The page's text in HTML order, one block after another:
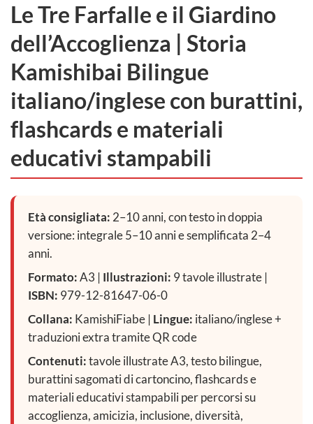
Le Tre Farfalle e il Giardino
dell’Accoglienza | Storia
Kamishibai Bilingue
italiano/inglese con burattini,
flashcards e materiali
educativi stampabili
Età consigliata: 2–10 anni, con testo in doppia
versione: integrale 5–10 anni e semplificata 2–4
anni.
Formato:A3 | Illustrazioni: 9 tavole illustrate |
ISBN: 979-12-81647-06-0
Collana: KamishiFiabe | Lingue: italiano/inglese +
traduzioni extra tramite QR code
Contenuti:tavole illustrate A3, testo bilingue,
burattini sagomati di cartoncino, flashcards e
materiali educativi stampabili per percorsi su
accoglienza, amicizia, inclusione, diversità,